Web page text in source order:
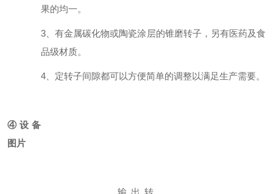
果的均一。
3、有金属碳化物或陶瓷涂层的锥磨转子，另有医药及食
品级材质。
4、定转子间隙都可以方便简单的调整以满足生产需要。
④设备
图片
输出转